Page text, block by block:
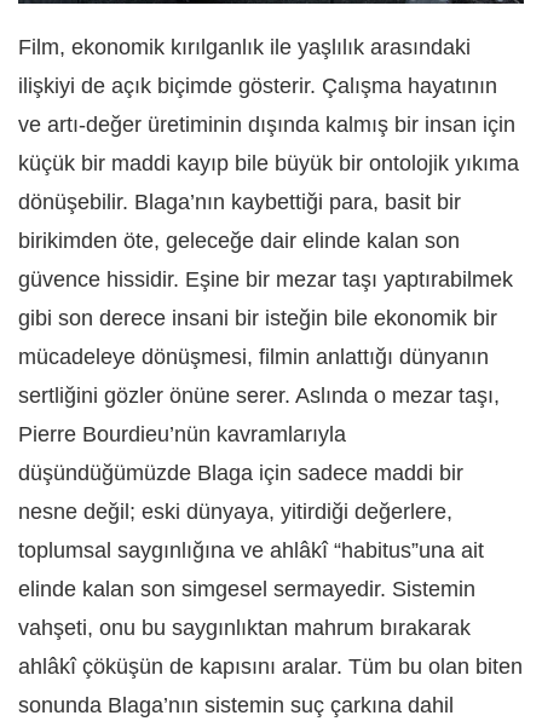
Film, ekonomik kırılganlık ile yaşlılık arasındaki
ilişkiyi de açık biçimde gösterir. Çalışma hayatının
ve artı-değer üretiminin dışında kalmış bir insan için
küçük bir maddi kayıp bile büyük bir ontolojik yıkıma
dönüşebilir. Blaga’nın kaybettiği para, basit bir
birikimden öte, geleceğe dair elinde kalan son
güvence hissidir. Eşine bir mezar taşı yaptırabilmek
gibi son derece insani bir isteğin bile ekonomik bir
mücadeleye dönüşmesi, filmin anlattığı dünyanın
sertliğini gözler önüne serer. Aslında o mezar taşı,
Pierre Bourdieu’nün kavramlarıyla
düşündüğümüzde Blaga için sadece maddi bir
nesne değil; eski dünyaya, yitirdiği değerlere,
toplumsal saygınlığına ve ahlâkî “habitus”una ait
elinde kalan son simgesel sermayedir. Sistemin
vahşeti, onu bu saygınlıktan mahrum bırakarak
ahlâkî çöküşün de kapısını aralar. Tüm bu olan biten
sonunda Blaga’nın sistemin suç çarkına dahil